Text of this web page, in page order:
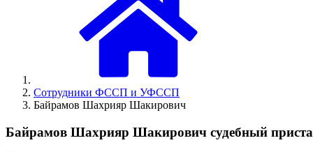
Сотрудники ФССП и УФССП
Байрамов Шахрияр Шакирович
Байрамов Шахрияр Шакирович судебный